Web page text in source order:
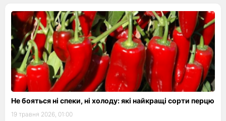
Не бояться ні спеки, ні холоду: які найкращі сорти перцю
19 травня 2026, 01:00